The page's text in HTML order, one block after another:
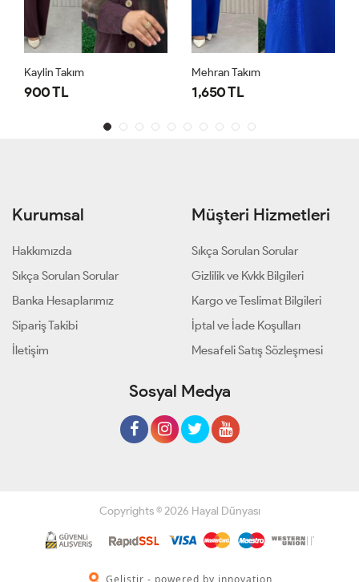
Kaylin Takım
900 TL
Mehran Takım
1,650 TL
Kurumsal
Hakkımızda
Sıkça Sorulan Sorular
Banka Hesaplarımız
Sipariş Takibi
İletişim
Müşteri Hizmetleri
Sıkça Sorulan Sorular
Gizlilik ve Kvkk Bilgileri
Kargo ve Teslimat Bilgileri
İptal ve İade Koşulları
Mesafeli Satış Sözleşmesi
Sosyal Medya
Copyrights © 2026 Hayal Dünyası
Geliştir - powered by innovation